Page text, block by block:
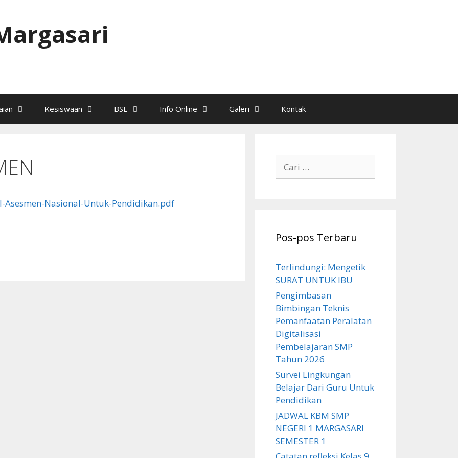
Kesiswaan BSE Info Online Galeri Kontak
Asesmen-Nasional-Untuk-Pendidikan.pdf
untuk:
Pos-pos Terbaru
Terlindungi: Mengetik
SURAT UNTUK IBU
Pengimbasan
Bimbingan Teknis
Pemanfaatan Peralatan
Digitalisasi
Pembelajaran SMP
Tahun 2026
Survei Lingkungan
Belajar Dari Guru Untuk
Pendidikan
JADWAL KBM SMP
NEGERI 1 MARGASARI
SEMESTER 1